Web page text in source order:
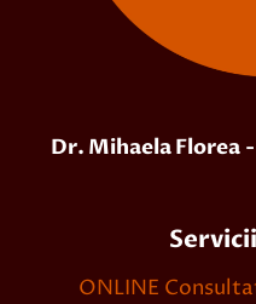
Dr. Mihaela Florea
ONLINE